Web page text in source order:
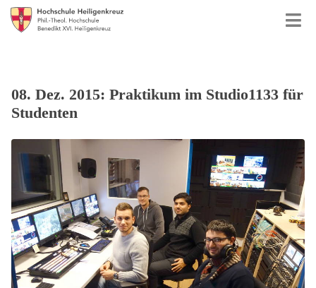
08. Dez. 2015: Praktikum im Studio1133 für
Studenten